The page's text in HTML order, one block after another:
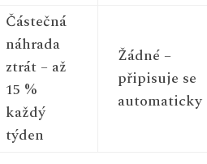
Částečná
náhrada
ztrát – až
15 %
každý
týden
Žádné –
připisuje se
automaticky